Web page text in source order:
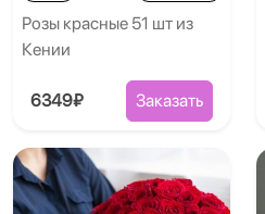
Розы красные 51 шт из
Кении
6349₽ Заказать